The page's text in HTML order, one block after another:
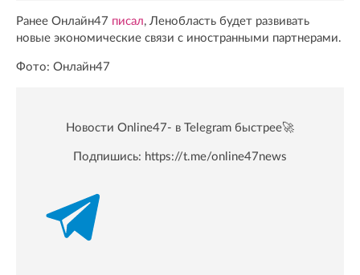
Ранее Онлайн47 писал, Ленобласть будет развивать
новые экономические связи с иностранными партнерами.
Фото: Онлайн47
Новости Online47- в Telegram быстрее🚀
Подпишись: https://t.me/online47news